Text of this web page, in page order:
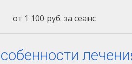
от 1 100 руб. за сеанс